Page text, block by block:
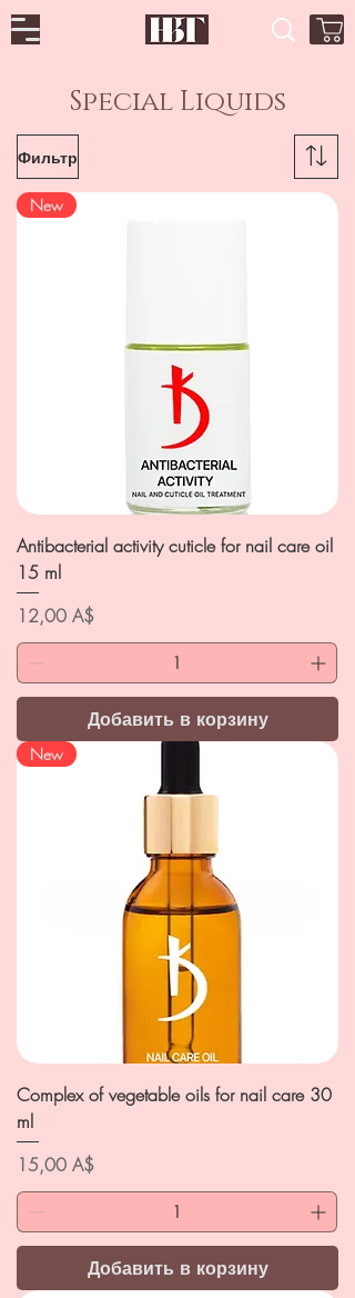
Special Liquids
Фильтр
New
Antibacterial activity cuticle for nail care oil
15 ml
Цена
12,00 A$
Добавить в корзину
New
Complex of vegetable oils for nail care 30
ml
Цена
15,00 A$
Добавить в корзину